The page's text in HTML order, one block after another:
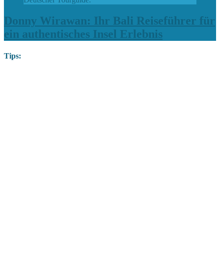
Donny Wirawan: Ihr Bali Reiseführer für
ein authentisches Insel Erlebnis
Tips: